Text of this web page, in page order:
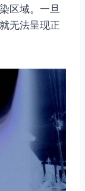
区域。一旦
无法呈现正